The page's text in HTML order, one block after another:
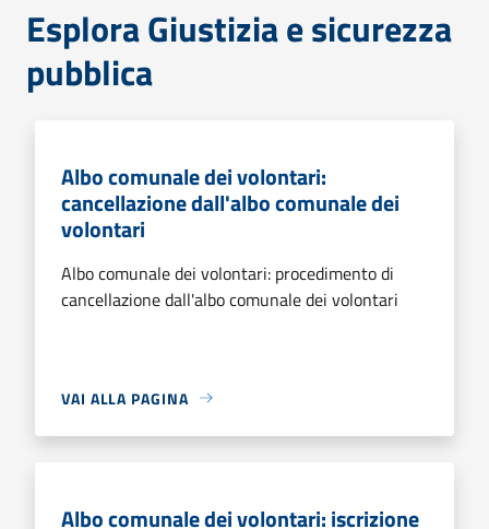
Esplora Giustizia e sicurezza
pubblica
Albo comunale dei volontari:
cancellazione dall'albo comunale dei
volontari
Albo comunale dei volontari: procedimento di
cancellazione dall'albo comunale dei volontari
VAI ALLA PAGINA
Albo comunale dei volontari: iscrizione